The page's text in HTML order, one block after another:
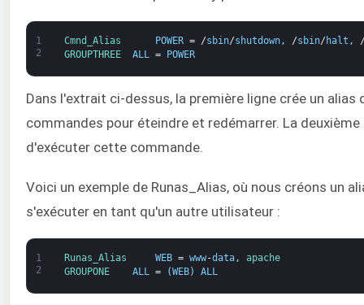
1
2
Cmnd_Alias POWER = /sbin/shutdown, /sbin/ halt ,
GROUPTHREE ALL = POWER
Dans l'extrait ci-dessus, la première ligne crée un alias
commandes pour éteindre et redémarrer. La
d'exécuter cette commande.
Voici un exemple de Runas_Alias, où nous créons un
s'exécuter en tant qu'un autre utilisateur :
1
2
Runas_Alias WEB = www-data,
apache
GROUPONE ALL = (WEB) ALL